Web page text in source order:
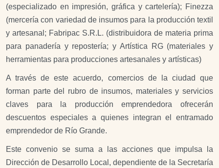
(especializado en impresión, gráfica y cartelería); Finezza
(mercería con variedad de insumos para la producción textil
y artesanal; Fabripac S.R.L. (distribuidora de materia prima
para panadería y repostería; y Artística RG (materiales y
herramientas para producciones artesanales y artísticas)
A través de este acuerdo, comercios de la ciudad que
forman parte del rubro de insumos, materiales y servicios
claves para la producción emprendedora ofrecerán
descuentos especiales a quienes integran el entramado
emprendedor de Río Grande.
Este convenio se suma a las acciones que impulsa la
Dirección de Desarrollo Local, dependiente de la Secretaría